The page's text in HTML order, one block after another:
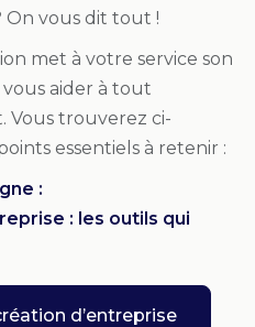
On vous dit tout !
met à votre service son
aider à tout
Vous trouverez ci-
essentiels à retenir :
:
: les outils qui
d’entreprise